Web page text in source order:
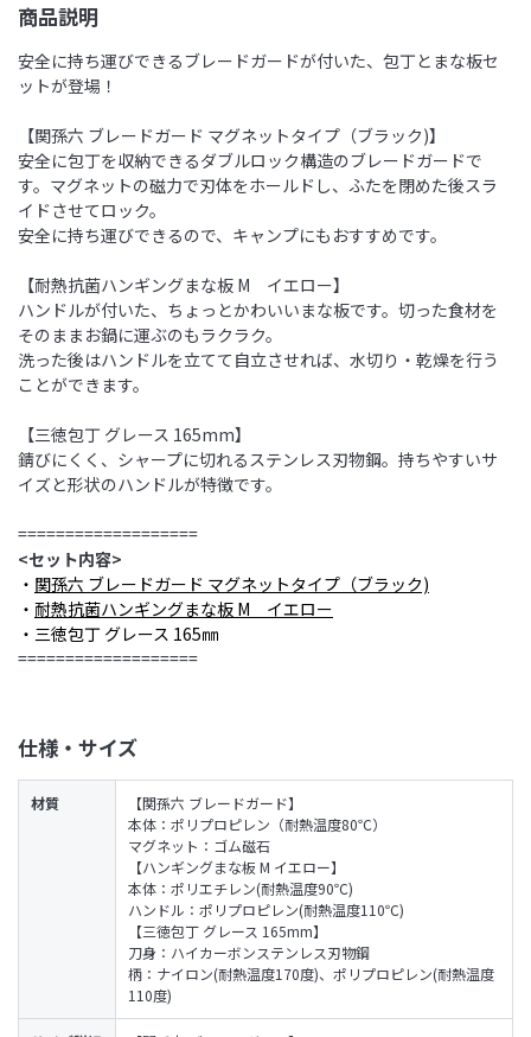
商品説明
安全に持ち運びできるブレードガードが付いた、包丁とまな板セ
ットが登場！
【関孫六 ブレードガード マグネットタイプ（ブラック)】
安全に包丁を収納できるダブルロック構造のブレードガードで
す。マグネットの磁力で刃体をホールドし、ふたを閉めた後スラ
イドさせてロック。
安全に持ち運びできるので、キャンプにもおすすめです。
【耐熱抗菌ハンギングまな板 M イエロー】
ハンドルが付いた、ちょっとかわいいまな板です。切った食材を
そのままお鍋に運ぶのもラクラク。
洗った後はハンドルを立てて自立させれば、水切り・乾燥を行う
ことができます。
【三徳包丁 グレース 165mm】
錆びにくく、シャープに切れるステンレス刃物鋼。持ちやすいサ
イズと形状のハンドルが特徴です。
===================
<セット内容>
・ 関孫六 ブレードガード マグネットタイプ（ブラック)
・ 耐熱抗菌ハンギングまな板 M イエロー
・三徳包丁 グレース 165㎜
===================
仕様・サイズ
材質
【関孫六 ブレードガード】
本体：ポリプロピレン（耐熱温度80℃）
マグネット：ゴム磁石
【ハンギングまな板 M イエロー】
本体：ポリエチレン(耐熱温度90℃)
ハンドル：ポリプロピレン(耐熱温度110℃)
【三徳包丁 グレース 165mm】
刀身：ハイカーボンステンレス刃物鋼
柄：ナイロン(耐熱温度170度)、ポリプロピレン(耐熱温度
110度)